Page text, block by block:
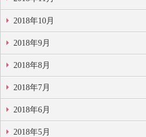
2018年10月
2018年9月
2018年8月
2018年7月
2018年6月
2018年5月